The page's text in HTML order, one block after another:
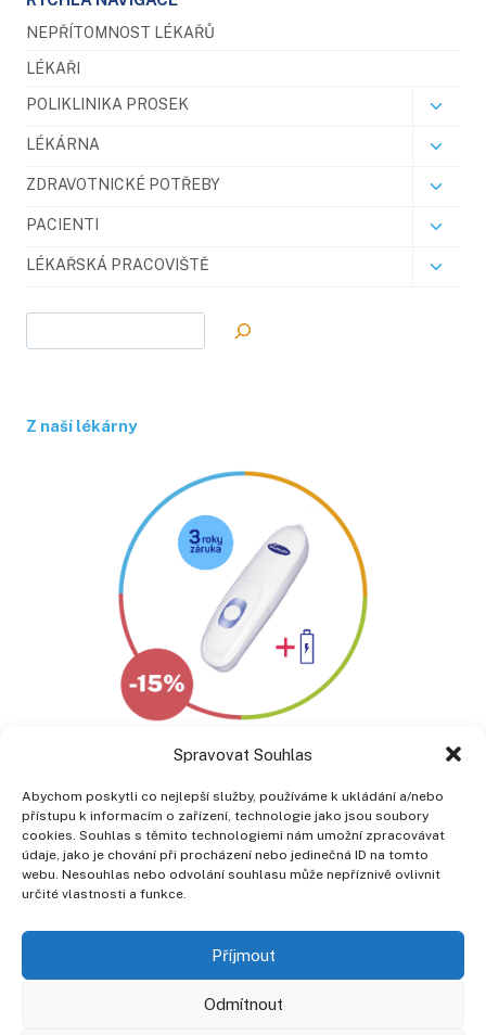
Spravovat Souhlas
Abychom poskytli co nejlepší služby, používáme k ukládání a/nebo
přístupu k informacím o zařízení, technologie jako jsou soubory
cookies. Souhlas s těmito technologiemi nám umožní zpracovávat
údaje, jako je chování při procházení nebo jedinečná ID na tomto
webu. Nesouhlas nebo odvolání souhlasu může nepříznivě ovlivnit
určité vlastnosti a funkce.
Příjmout
Odmítnout
NEPŘÍTOMNOST LÉKAŘŮ
LÉKAŘI
POLIKLINIKA PROSEK
menu
LÉKÁRNA
menu
ZDRAVOTNICKÉ POTŘEBY
menu
PACIENTI
menu
LÉKAŘSKÁ PRACOVIŠTĚ
Z naší lékárny
Poliklinika Prosek a. s.
Lovosická 440/40, 190 00 Praha 9
telefon: +420 266 010 111
Lékárna: +420 266 010 257